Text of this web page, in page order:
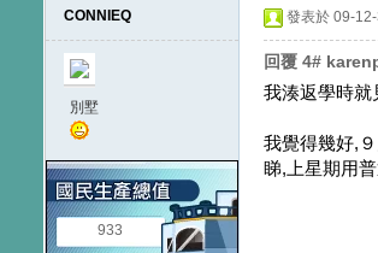
CONNIEQ
別墅
933
發表於 09-
回覆 4#
我湊返學時就
我覺得幾好,
睇,上星期用